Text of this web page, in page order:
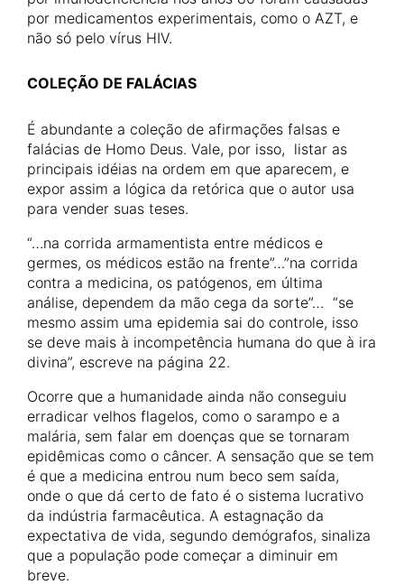
por medicamentos experimentais, como o AZT, e
não só pelo vírus HIV.
COLEÇÃO DE FALÁCIAS
É abundante a coleção de afirmações falsas e
falácias de Homo Deus. Vale, por isso, listar as
principais idéias na ordem em que aparecem, e
expor assim a lógica da retórica que o autor usa
para vender suas teses.
“…na corrida armamentista entre médicos e
germes, os médicos estão na frente”…”na corrida
contra a medicina, os patógenos, em última
análise, dependem da mão cega da sorte”… “se
mesmo assim uma epidemia sai do controle, isso
se deve mais à incompetência humana do que à ira
divina”, escreve na página 22.
Ocorre que a humanidade ainda não conseguiu
erradicar velhos flagelos, como o sarampo e a
malária, sem falar em doenças que se tornaram
epidêmicas como o câncer. A sensação que se tem
é que a medicina entrou num beco sem saída,
onde o que dá certo de fato é o sistema lucrativo
da indústria farmacêutica. A estagnação da
expectativa de vida, segundo demógrafos, sinaliza
que a população pode começar a diminuir em
breve.